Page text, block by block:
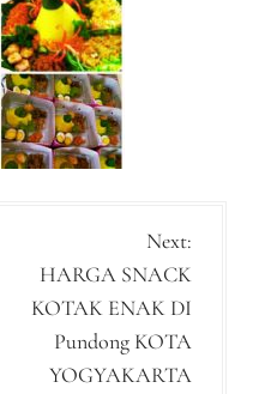
Next:
HARGA SNACK
KOTAK ENAK DI
Pundong KOTA
YOGYAKARTA